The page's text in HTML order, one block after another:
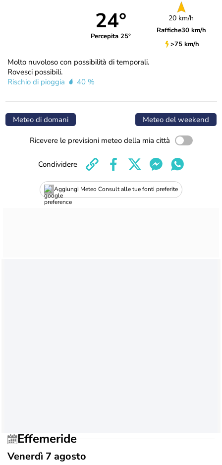
24°
Percepita 25°
20 km/h
Raffiche30 km/h
>75 km/h
Molto nuvoloso con possibilità di temporali.
Rovesci possibili.
Rischio di pioggia
40 %
Meteo di domani Meteo del weekend
Ricevere le previsioni meteo della mia città
Aggiungi Meteo Consult alle tue fonti preferite
Condividere
Effemeride
Venerdì 7 agosto